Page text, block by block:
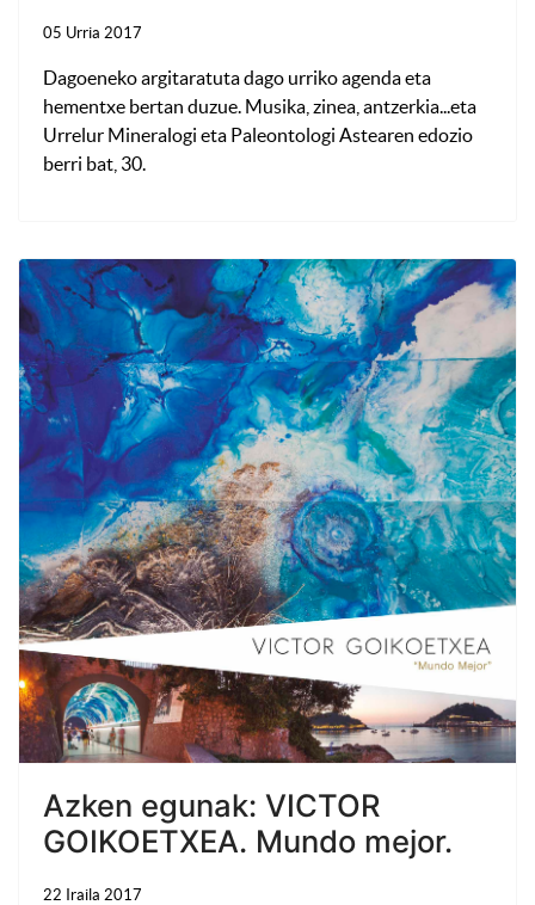
05 Urria 2017
Dagoeneko argitaratuta dago urriko agenda eta
hementxe bertan duzue. Musika, zinea, antzerkia...eta
Urrelur Mineralogi eta Paleontologi Astearen edozio
berri bat, 30.
Azken egunak: VICTOR
GOIKOETXEA. Mundo mejor.
22 Iraila 2017